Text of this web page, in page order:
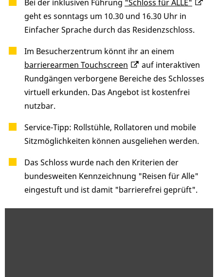
Bei der inklusiven Führung "Schloss für ALLE"
geht es sonntags um 10.30 und 16.30 Uhr in
Einfacher Sprache durch das Residenzschloss.
Im Besucherzentrum könnt ihr an einem
barrierearmen Touchscreen
auf interaktiven
Rundgängen verborgene Bereiche des Schlosses
virtuell erkunden. Das Angebot ist kostenfrei
nutzbar.
Service-Tipp: Rollstühle, Rollatoren und mobile
Sitzmöglichkeiten können ausgeliehen werden.
Das Schloss wurde nach den Kriterien der
bundesweiten Kennzeichnung "Reisen für Alle"
eingestuft und ist damit "barrierefrei geprüft".